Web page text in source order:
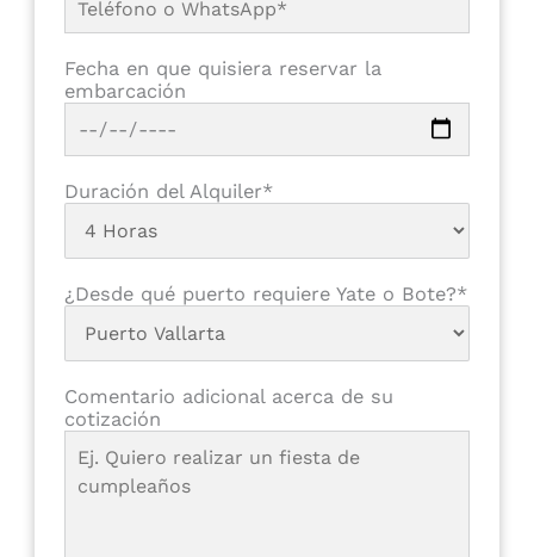
Fecha en que quisiera reservar la
embarcación
Duración del Alquiler*
¿Desde qué puerto requiere Yate o Bote?*
Comentario adicional acerca de su
cotización